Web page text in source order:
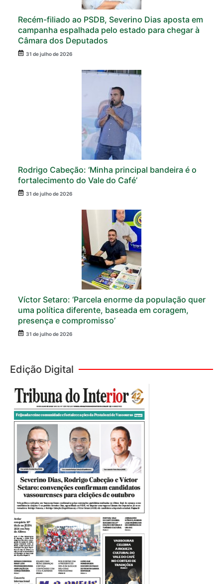
Recém-filiado ao PSDB, Severino Dias aposta em
campanha espalhada pelo estado para chegar à
Câmara dos Deputados
31 de julho de 2026
Rodrigo Cabeção: ‘Minha principal bandeira é o
fortalecimento do Vale do Café’
31 de julho de 2026
Víctor Setaro: ‘Parcela enorme da população quer
uma política diferente, baseada em coragem,
presença e compromisso’
31 de julho de 2026
Edição Digital